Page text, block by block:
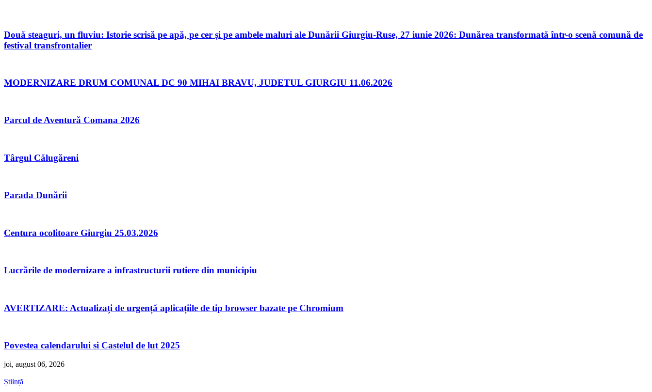
Două steaguri, un fluviu: Istorie scrisă pe apă, pe cer și pe ambele maluri ale Dunării Giurgiu-Ruse, 27 iunie 2026: Dunărea transformată într-o scenă comună de
festival transfrontalier
MODERNIZARE DRUM COMUNAL DC 90 MIHAI BRAVU, JUDETUL GIURGIU 11.06.2026
Parcul de Aventură Comana 2026
Târgul Călugăreni
Parada Dunării
Centura ocolitoare Giurgiu 25.03.2026
Lucrările de modernizare a infrastructurii rutiere din municipiu
AVERTIZARE: Actualizați de urgență aplicațiile de tip browser bazate pe Chromium
Povestea calendarului si Castelul de lut 2025
joi, august 06, 2026
Știință